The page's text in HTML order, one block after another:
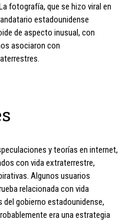
fotografía, que se hizo viral en
estadounidense
de aspecto inusual, con
asociaron con
y teorías en internet,
con vida extraterrestre,
Algunos usuarios
relacionada con vida
gobierno estadounidense,
era una estrategia